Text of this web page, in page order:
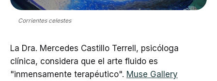
Corrientes celestes
La Dra. Mercedes Castillo Terrell, psicóloga
clínica, considera que el arte fluido es
"inmensamente terapéutico". Muse Gallery